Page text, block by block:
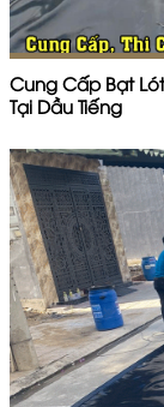
Cung Cấp Bạt
Tại Dầu Tiếng